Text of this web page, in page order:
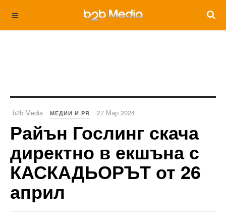
b2b Media МЕДИИ И PR 27 Мар 2024
Райън Гослинг скача
директно в екшъна с
КАСКАДЬОРЪТ от 26
април